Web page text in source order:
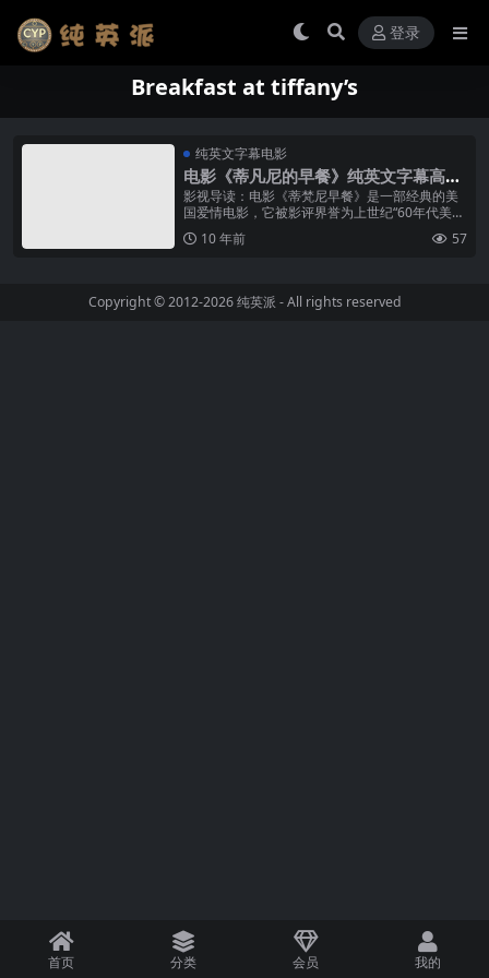
登录
Breakfast at tiffany’s
纯英文字幕电影
电影《蒂凡尼的早餐》纯英文字幕高清
MP4下载
影视导读：电影《蒂梵尼早餐》是一部经典的美
国爱情电影，它被影评界誉为上世纪“60年代美国
最佳喜剧片”，四十年来魅力丝毫不减，至今仍然
吸引众多的观众。由60年代最...
10 年前 57
Copyright © 2012-2026纯英派 - All rights reserved
首页 分类 会员 我的